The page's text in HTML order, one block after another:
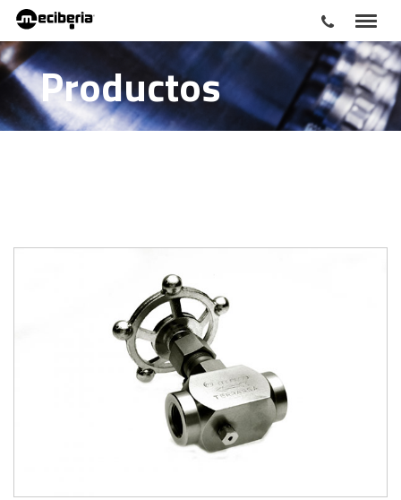
Productos